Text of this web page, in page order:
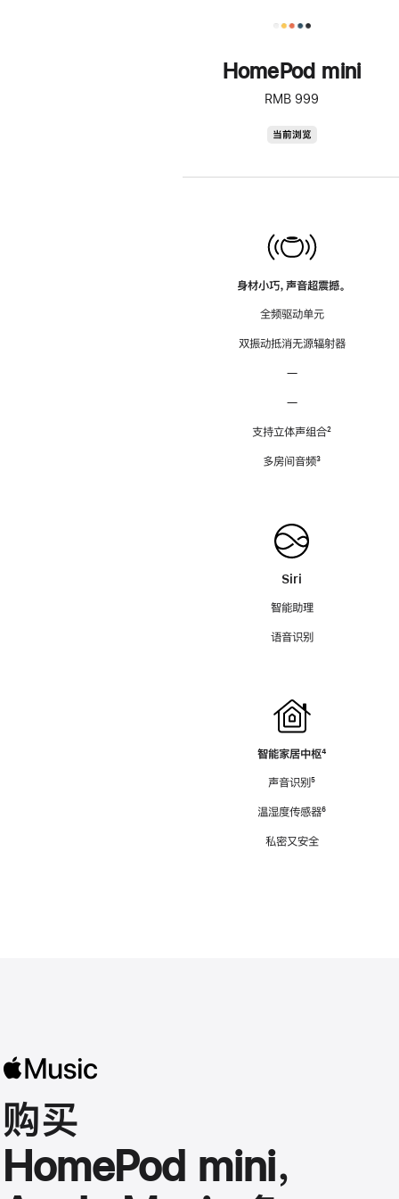
HomePod mini
RMB 999
当前浏览
身材小巧，声音超震撼。
全频驱动单元
双振动抵消无源辐射器
—
—
支持立体声组合脚
²
多房间音频脚
³
Siri
智能助理
语音识别
智能家居中枢脚
⁴
声音识别脚
⁵
温湿度传感器脚
⁶
私密又安全
购买
HomePod mini，